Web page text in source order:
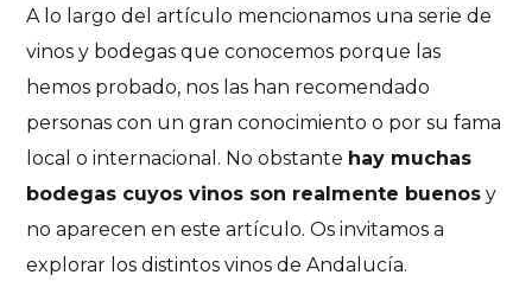
A lo largo del artículo mencionamos una serie de
vinos y bodegas que conocemos porque las
hemos probado, nos las han recomendado
personas con un gran conocimiento o por su fama
local o internacional. No obstante hay muchas
bodegas cuyos vinos son realmente buenos y
no aparecen en este artículo. Os invitamos a
explorar los distintos vinos de Andalucía.